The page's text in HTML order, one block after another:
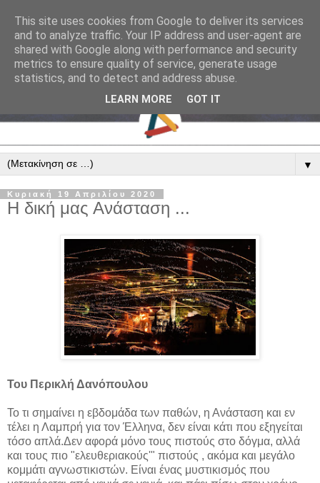
▼
Κυριακή 19 Απριλίου 2020
Η δική μας Ανάσταση ...
Του Περικλή Δανόπουλου
Το τι σημαίνει η εβδομάδα των παθών, η Ανάσταση και εν
τέλει η Λαμπρή για τον Έλληνα, δεν είναι κάτι που εξηγείται
τόσο απλά.Δεν αφορά μόνο τους πιστούς στο δόγμα, αλλά
και τους πιο "ελευθεριακούς'" πιστούς , ακόμα και μεγάλο
κομμάτι αγνωστικιστών. Είναι ένας μυστικισμός που
This site uses cookies from Google to deliver its services
and to analyze traffic. Your IP address and user-agent are
shared with Google along with performance and security
metrics to ensure quality of service, generate usage
statistics, and to detect and address abuse.
LEARN MORE GOT IT